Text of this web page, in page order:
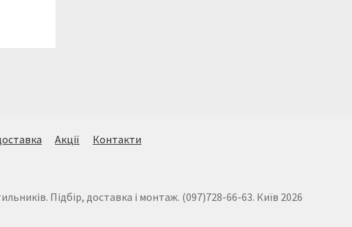
Акції Контакти
Підбір, доставка і монтаж. (097)728-66-63. Київ 2026